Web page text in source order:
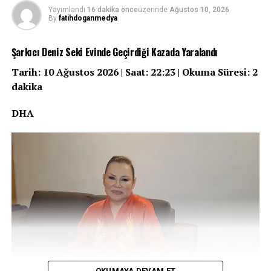
Yayımlandı 16 dakika önceüzerinde Ağustos 10, 2026
By fatihdoganmedya
Şarkıcı Deniz Seki Evinde Geçirdiği Kazada Yaralandı
Tarih: 10 Ağustos 2026 | Saat: 22:23 | Okuma Süresi: 2
dakika
DHA